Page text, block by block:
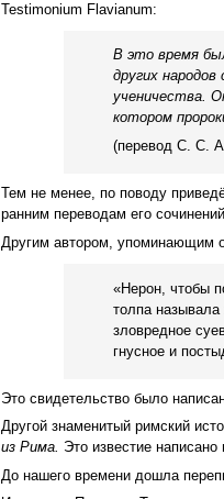
Testimonium Flavianum:
В это время
других
ученичества.
котором
(перевод С. С.
Тем не менее, по поводу
ранним переводам его
Другим автором, упоминающим
«Нерон, чтобы
толпа называла
зловредное
гнусное и
Это свидетельство было
Другой знаменитый римский
из Рима. Это известие
До нашего времени дошла